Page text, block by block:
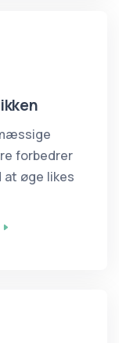
forbedrer
at øge likes